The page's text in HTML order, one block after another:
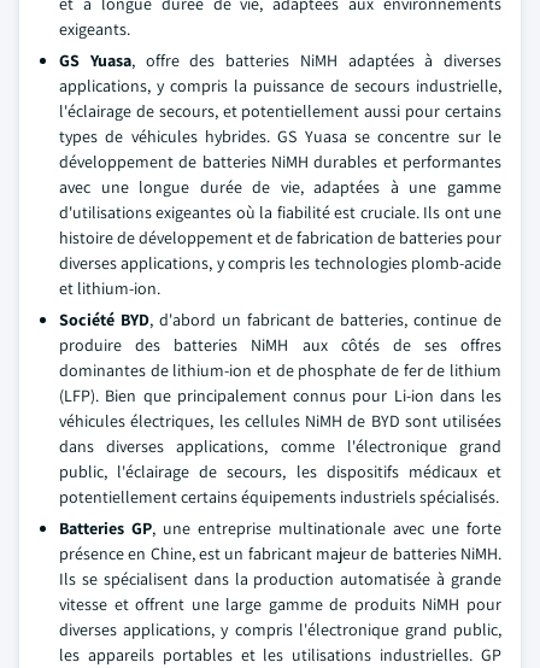
exigeants.
GS Yuasa, offre des batteries NiMH adaptées à diverses
applications, y compris la puissance de secours industrielle,
l'éclairage de secours, et potentiellement aussi pour certains
types de véhicules hybrides. GS Yuasa se concentre sur le
développement de batteries NiMH durables et performantes
avec une longue durée de vie, adaptées à une gamme
d'utilisations exigeantes où la fiabilité est cruciale. Ils ont une
histoire de développement et de fabrication de batteries pour
diverses applications, y compris les technologies plomb-acide
et lithium-ion.
Société BYD, d'abord un fabricant de batteries, continue de
produire des batteries NiMH aux côtés de ses offres
dominantes de lithium-ion et de phosphate de fer de lithium
(LFP). Bien que principalement connus pour Li-ion dans les
véhicules électriques, les cellules NiMH de BYD sont utilisées
dans diverses applications, comme l'électronique grand
public, l'éclairage de secours, les dispositifs médicaux et
potentiellement certains équipements industriels spécialisés.
Batteries GP, une entreprise multinationale avec une forte
présence en Chine, est un fabricant majeur de batteries NiMH.
Ils se spécialisent dans la production automatisée à grande
vitesse et offrent une large gamme de produits NiMH pour
diverses applications, y compris l'électronique grand public,
les appareils portables et les utilisations industrielles. GP